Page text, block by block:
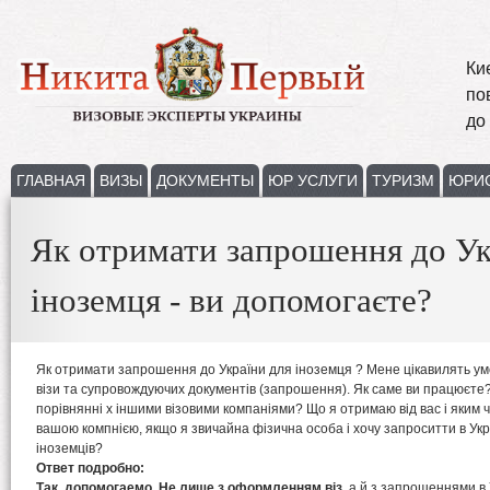
до
ГЛАВНАЯ ВИЗЫ ДОКУМЕНТЫ ЮР УСЛУГИ ТУРИЗМ
Як отримати запрошення до
іноземця - ви допомогаєте?
Як отримати запрошення до України для іноземця ? Мене цікавилять
візи та супровождуючих документів (запрошення). Як саме ви
порівнянні х іншими візовими компаніями? Що я отримаю від вас і яким
вашою компнією, якщо я звичайна фізична особа і хочу запроситти в
іноземців?
Ответ подробно: